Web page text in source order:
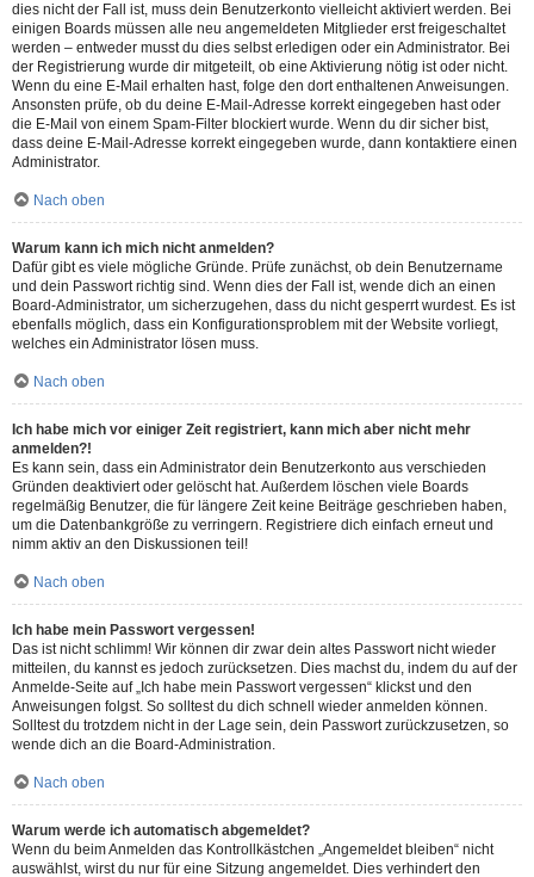
dies nicht der Fall ist, muss dein Benutzerkonto vielleicht aktiviert werden. Bei
einigen Boards müssen alle neu angemeldeten Mitglieder erst freigeschaltet
werden – entweder musst du dies selbst erledigen oder ein Administrator. Bei
der Registrierung wurde dir mitgeteilt, ob eine Aktivierung nötig ist oder nicht.
Wenn du eine E-Mail erhalten hast, folge den dort enthaltenen Anweisungen.
Ansonsten prüfe, ob du deine E-Mail-Adresse korrekt eingegeben hast oder
die E-Mail von einem Spam-Filter blockiert wurde. Wenn du dir sicher bist,
dass deine E-Mail-Adresse korrekt eingegeben wurde, dann kontaktiere einen
Administrator.
Nach oben
Warum kann ich mich nicht anmelden?
Dafür gibt es viele mögliche Gründe. Prüfe zunächst, ob dein Benutzername
und dein Passwort richtig sind. Wenn dies der Fall ist, wende dich an einen
Board-Administrator, um sicherzugehen, dass du nicht gesperrt wurdest. Es ist
ebenfalls möglich, dass ein Konfigurationsproblem mit der Website vorliegt,
welches ein Administrator lösen muss.
Nach oben
Ich habe mich vor einiger Zeit registriert, kann mich aber nicht mehr
anmelden?!
Es kann sein, dass ein Administrator dein Benutzerkonto aus verschieden
Gründen deaktiviert oder gelöscht hat. Außerdem löschen viele Boards
regelmäßig Benutzer, die für längere Zeit keine Beiträge geschrieben haben,
um die Datenbankgröße zu verringern. Registriere dich einfach erneut und
nimm aktiv an den Diskussionen teil!
Nach oben
Ich habe mein Passwort vergessen!
Das ist nicht schlimm! Wir können dir zwar dein altes Passwort nicht wieder
mitteilen, du kannst es jedoch zurücksetzen. Dies machst du, indem du auf der
Anmelde-Seite auf „Ich habe mein Passwort vergessen“ klickst und den
Anweisungen folgst. So solltest du dich schnell wieder anmelden können.
Solltest du trotzdem nicht in der Lage sein, dein Passwort zurückzusetzen, so
wende dich an die Board-Administration.
Nach oben
Warum werde ich automatisch abgemeldet?
Wenn du beim Anmelden das Kontrollkästchen „Angemeldet bleiben“ nicht
auswählst, wirst du nur für eine Sitzung angemeldet. Dies verhindert den